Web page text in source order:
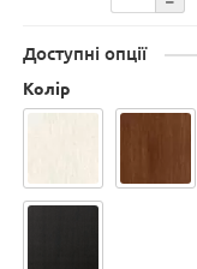
Доступні опції
Колір